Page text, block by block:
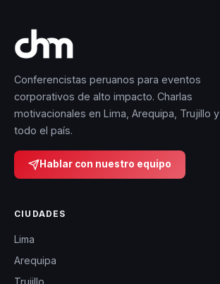
Conferencistas peruanos para eventos
corporativos de alto impacto. Charlas
motivacionales en Lima, Arequipa, Trujillo y
todo el país.
Hablar con nuestro equipo
CIUDADES
Lima
Arequipa
Trujillo